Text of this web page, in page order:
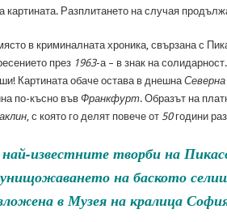
картината. Разплитането на случая
в криминалната хроника, свързана с
през 1963-а – в знак на
Картината обаче остава в днешна
по-късно във Франкфурт. Образът на
, с която го делят повече от 50години
най-известните творби на
на баското
в Музея на кралица